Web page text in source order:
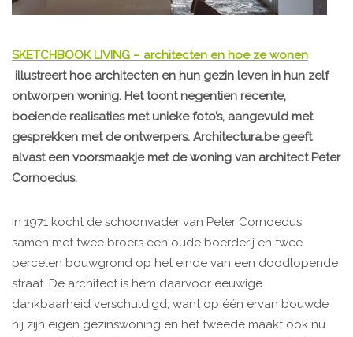
SKETCHBOOK LIVING – architecten en hoe ze wonen
illustreert hoe architecten en hun gezin leven in hun zelf
ontworpen woning. Het toont negentien recente,
boeiende realisaties met unieke foto’s, aangevuld met
gesprekken met de ontwerpers. Architectura.be geeft
alvast een voorsmaakje met de woning van architect Peter
Cornoedus.
In 1971 kocht de schoonvader van Peter Cornoedus
samen met twee broers een oude boerderij en twee
percelen bouwgrond op het einde van een doodlopende
straat. De architect is hem daarvoor eeuwige
dankbaarheid verschuldigd, want op één ervan bouwde
hij zijn eigen gezinswoning en het tweede maakt ook nu